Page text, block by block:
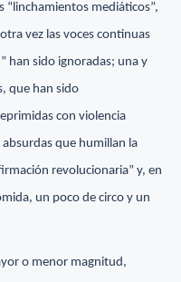
“linchamientos mediáticos”,
vez las voces continuas
han sido ignoradas; una y
que han sido
con violencia
que humillan la
revolucionaria” y, en
un poco de circo y un
o menor magnitud,